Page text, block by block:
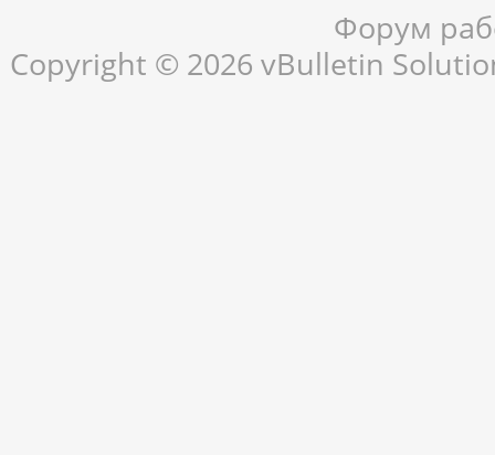
Форум
Copyright © 2026 vBulletin